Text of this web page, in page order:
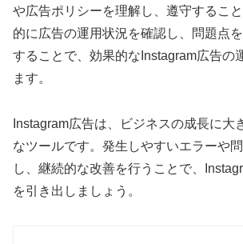
や広告ポリシーを理解し、遵守するこ
的に広告の運用状況を確認し、問題点
することで、効果的なInstagram広告の
ます。
Instagram広告は、ビジネスの成長に大
なツールです。発生しやすいエラーや
し、継続的な改善を行うことで、
を引き出しましょう。